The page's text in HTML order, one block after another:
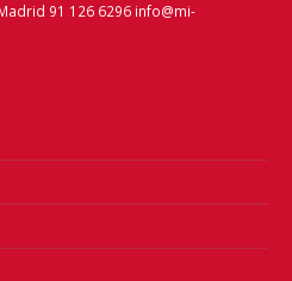
91 126 6296 info@mi-